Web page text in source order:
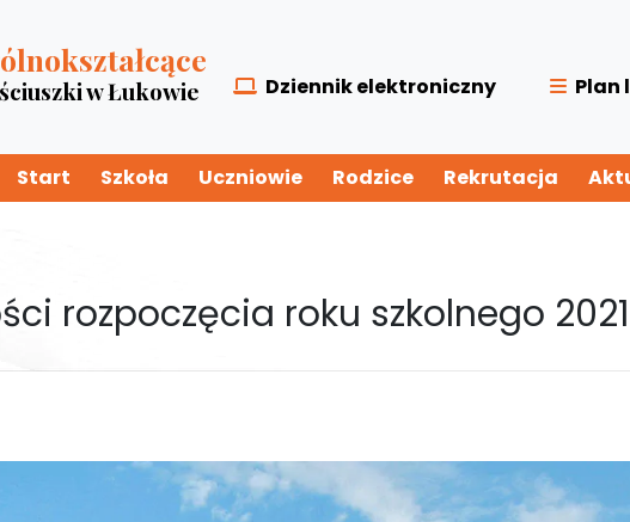
w Łukowie Dziennik elektroniczny Plan
Start Szkoła Uczniowie Rodzice Rekrutacja
rozpoczęcia roku szkolnego